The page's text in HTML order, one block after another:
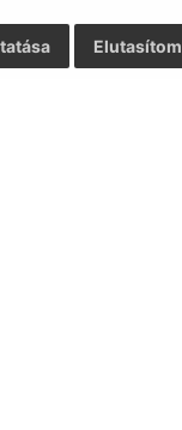
Elutasítom